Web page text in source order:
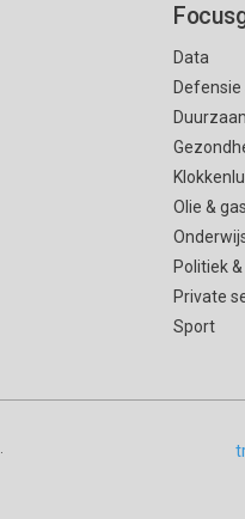
Data
Defensie
Olie & gas
Politiek
Private
Sport